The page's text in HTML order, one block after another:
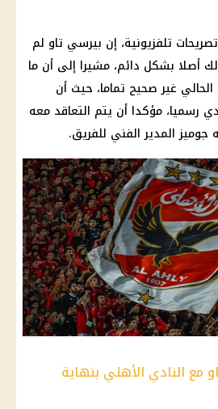
تلفزيونية، إن بيرسي تاو لم
أصلا بشكل دائم، مشيرا إلى أن ما
غير صحيح تماما، حيث أن
رسميا، مؤكدا أن يتم التعاقد معه
المدير الفني للفريق.
النادي الأهلي بنهاية